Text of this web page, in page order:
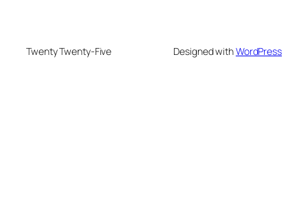
Twenty Twenty-Five Designed withWordPress